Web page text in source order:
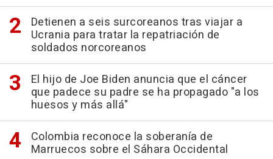
Detienen a seis surcoreanos tras viajar a
Ucrania para tratar la repatriación de
soldados norcoreanos
El hijo de Joe Biden anuncia que el cáncer
que padece su padre se ha propagado "a los
huesos y más allá"
Colombia reconoce la soberanía de
Marruecos sobre el Sáhara Occidental